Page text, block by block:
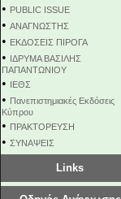
• PUBLIC ISSUE
• ΑΝΑΓΝΩΣΤΗΣ
• ΕΚΔΟΣΕΙΣ ΠΙΡΟΓΑ
• ΙΔΡΥΜΑ ΒΑΣΙΛΗΣ
ΠΑΠΑΝΤΩΝΙΟΥ
• ΙΕΘΣ
• Πανεπιστημιακές Εκδόσεις
Κύπρου
• ΠΡΑΚΤΟΡΕΥΣΗ
• ΣΥΝΑΨΕΙΣ
Links